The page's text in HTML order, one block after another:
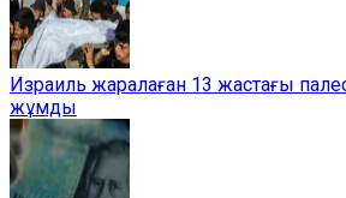
Израиль жаралаған 13 жастағы
жұмды